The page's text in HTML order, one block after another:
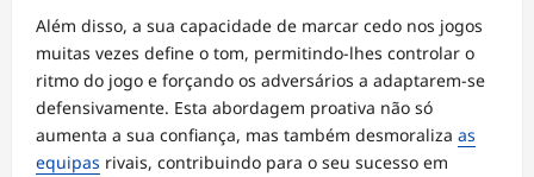
Além disso, a sua capacidade de marcar cedo nos jogos
muitas vezes define o tom, permitindo-lhes controlar o
ritmo do jogo e forçando os adversários a adaptarem-se
defensivamente. Esta abordagem proativa não só
aumenta a sua confiança, mas também desmoraliza as
equipas rivais, contribuindo para o seu sucesso em